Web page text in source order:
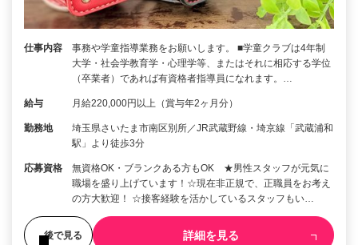
仕事内容
事務や学童指導業務をお願いします。 ■学童クラブは4年制
大学・社会学教育学・心理学等、またはそれに相応する学位
（卒業者）であれば有資格者指導員になれます。…
給与 月給220,000円以上（賞与年2ヶ月分）
勤務地
埼玉県さいたま市南区別所／JR武蔵野線・埼京線「武蔵浦和
駅」より徒歩3分
応募資格
無資格OK・ブランクある方もOK ★男性スタッフが元気に
職場を盛り上げています！☆現在非正規で、正職員をお考え
の方大歓迎！ ☆接客経験を活かしているスタッフもい…
後で見る 詳細を見る